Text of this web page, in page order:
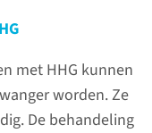
met HHG kunnen
worden. Ze
De behandeling
Er
LH en
de
te